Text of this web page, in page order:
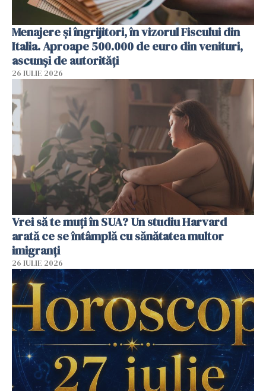
Menajere și îngrijitori, în vizorul Fiscului din
Italia. Aproape 500.000 de euro din venituri,
ascunși de autorități
26 IULIE 2026
Vrei să te muți în SUA? Un studiu Harvard
arată ce se întâmplă cu sănătatea multor
imigranți
26 IULIE 2026